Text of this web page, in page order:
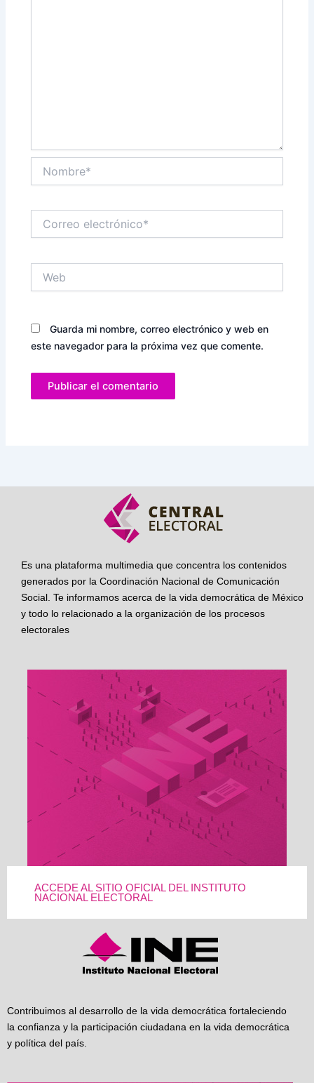
electrónico*
Guarda mi nombre, correo electrónico y web en
este navegador para la próxima vez que comente.
Es una plataforma multimedia que concentra los contenidos
generados por la Coordinación Nacional de Comunicación
Social. Te informamos acerca de la vida democrática de México
y todo lo relacionado a la organización de los procesos
electorales
ACCEDE AL SITIO OFICIAL DEL INSTITUTO
NACIONAL ELECTORAL
Contribuimos al desarrollo de la vida democrática fortaleciendo
la confianza y la participación ciudadana en la vida democrática
y política del país.